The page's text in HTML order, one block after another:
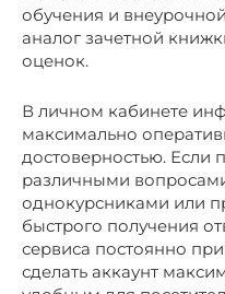
обучения и
аналог зачетной
оценок.
В личном кабинете
максимально
достоверностью. Если
различными
однокурсниками или
быстрого получения
сервиса постоянно
сделать аккаунт